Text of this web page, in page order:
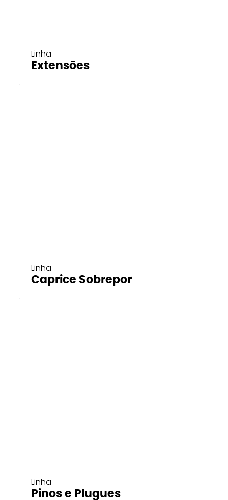
Linha
Extensões
Linha
Caprice Sobrepor
Linha
Pinos e Plugues